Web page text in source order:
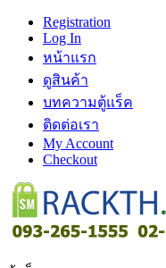
Registration
Log In
หน้าแรก
ดูสินค้า
บทความตู้แร็ค
ติดต่อเรา
My Account
Checkout